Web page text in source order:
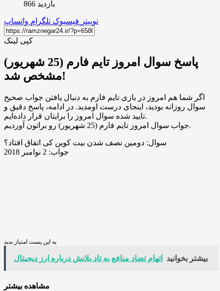
بازدید 866
توییتر فیسبوک تلگرام واتساپ
کپی لینک
پاسخ سوال امروز تایم فارم (25 شهریور)
مشخص شد!
اگر شما هم امروز در بازی تایم فارم به دنبال یافتن جواب صحیح
سوال روزانه بودید، اینجای درست اومدید. در ادامه، پاسخ دقیق و
تایید شده سوال امروز را برایتان قرار داده‌ایم.
جواب سوال امروز تایم فارم (25 شهریور) رو براتون آوردیم.
سوال: دومین نصف شدن بیت کوین کی اتفاق افتاد؟
جواب: 2 نوامبر 2018
به این پست امتیاز بدید
بیشتر بخوانید اتهام تضاد منافع به تاد بلانش درباره ارز دیجیتال
مشاهده بیشتر